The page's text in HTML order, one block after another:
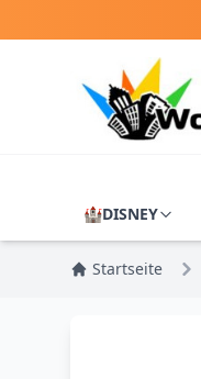
🏰DISNEY
Startseite